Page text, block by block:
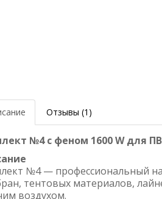
Отзывы (1)
№4 с феном 1600 W для
№4 — профессиональный
тентовых материалов,
воздухом.